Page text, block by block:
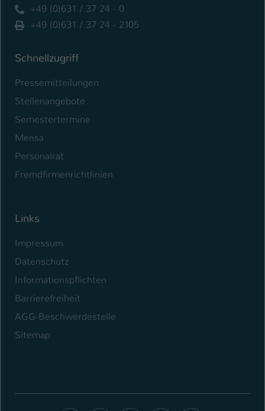
+49 (0)631 / 37 24 - 0
+49 (0)631 / 37 24 - 2105
Schnellzugriff
Pressemitteilungen
Stellenangebote
Semestertermine
Mensa
Personalrat
Fremdfirmenrichtlinien
Links
Impressum
Datenschutz
Informationspflichten
Barrierefreiheit
AGG-Beschwerdestelle
Sitemap